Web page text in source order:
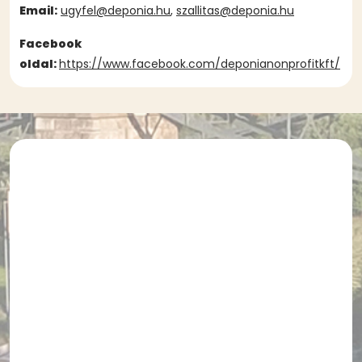
Email: ugyfel@deponia.hu, szallitas@deponia.hu
Facebook
oldal:https://www.facebook.com/deponianonprofitkft/